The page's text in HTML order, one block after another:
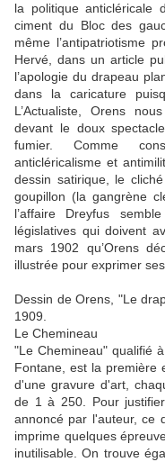
la politique anticléricale
ciment du Bloc des
même l’antipatriotisme
Hervé, dans un article
l’apologie du drapeau
dans la caricature
L’Actualiste, Orens
devant le doux
fumier. Comme
anticléricalisme et
dessin satirique, le
goupillon (la gangrène
l’affaire Dreyfus
législatives qui doivent
mars 1902 qu’Orens
illustrée pour exprimer
Dessin de Orens, "Le
1909.
Le Chemineau
"Le Chemineau" qualifié
Fontane, est la première
d'une gravure d'art,
de 1 à 250. Pour
annoncé par l'auteur, ce
imprime quelques
inutilisable. On trouve